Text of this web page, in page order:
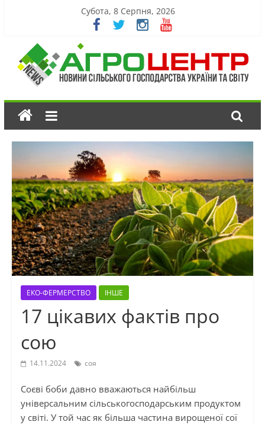
Субота, 8 Серпня, 2026
ЕКО-ФЕРМЕРСТВО ІНШЕ
17 цікавих фактів про
сою
14.11.2024 соя
Соєві боби давно вважаються найбільш
універсальним сільськогосподарським продуктом
у світі. У той час як більша частина вирощеної сої